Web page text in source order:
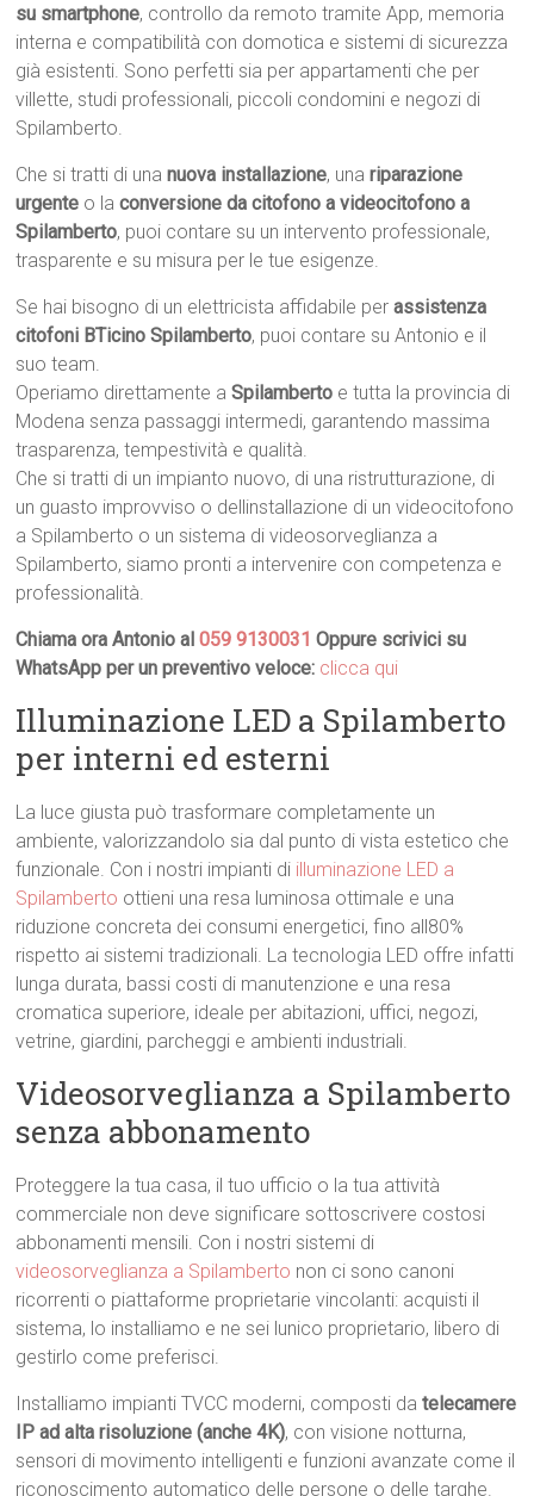
su smartphone, controllo da remoto tramite App, memoria
interna e compatibilità con domotica e sistemi di sicurezza
già esistenti. Sono perfetti sia per appartamenti che per
villette, studi professionali, piccoli condomini e negozi di
Spilamberto.
Che si tratti di unanuova installazione, unariparazione
urgente o laconversione da citofono a videocitofono a
Spilamberto, puoi contare su un intervento professionale,
trasparente e su misura per le tue esigenze.
Se hai bisogno di un elettricista affidabile perassistenza
citofoni BTicino Spilamberto, puoi contare su Antonio e il
suo team.
Operiamo direttamente aSpilamberto e tutta la provincia di
Modena senza passaggi intermedi, garantendo massima
trasparenza, tempestività e qualità.
Che si tratti di un impianto nuovo, di una ristrutturazione, di
un guasto improvviso o dellinstallazione di un videocitofono
a Spilamberto o un sistema di videosorveglianza a
Spilamberto, siamo pronti a intervenire con competenza e
professionalità.
Chiama ora Antonio al059 9130031 Oppure scrivici su
WhatsApp per un preventivo veloce: clicca qui
Illuminazione LED a Spilamberto
per interni ed esterni
La luce giusta può trasformare completamente un
ambiente, valorizzandolo sia dal punto di vista estetico che
funzionale. Con i nostri impianti di illuminazione LED a
Spilamberto ottieni una resa luminosa ottimale e una
riduzione concreta dei consumi energetici, fino all80%
rispetto ai sistemi tradizionali. La tecnologia LED offre infatti
lunga durata, bassi costi di manutenzione e una resa
cromatica superiore, ideale per abitazioni, uffici, negozi,
vetrine, giardini, parcheggi e ambienti industriali.
Videosorveglianza a Spilamberto
senza abbonamento
Proteggere la tua casa, il tuo ufficio o la tua attività
commerciale non deve significare sottoscrivere costosi
abbonamenti mensili. Con i nostri sistemi di
videosorveglianza a Spilamberto non ci sono canoni
ricorrenti o piattaforme proprietarie vincolanti: acquisti il
sistema, lo installiamo e ne sei lunico proprietario, libero di
gestirlo come preferisci.
Installiamo impianti TVCC moderni, composti datelecamere
IP ad alta risoluzione (anche 4K), con visione notturna,
sensori di movimento intelligenti e funzioni avanzate come il
riconoscimento automatico delle persone o delle targhe.